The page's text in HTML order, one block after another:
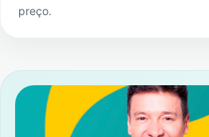
preço.